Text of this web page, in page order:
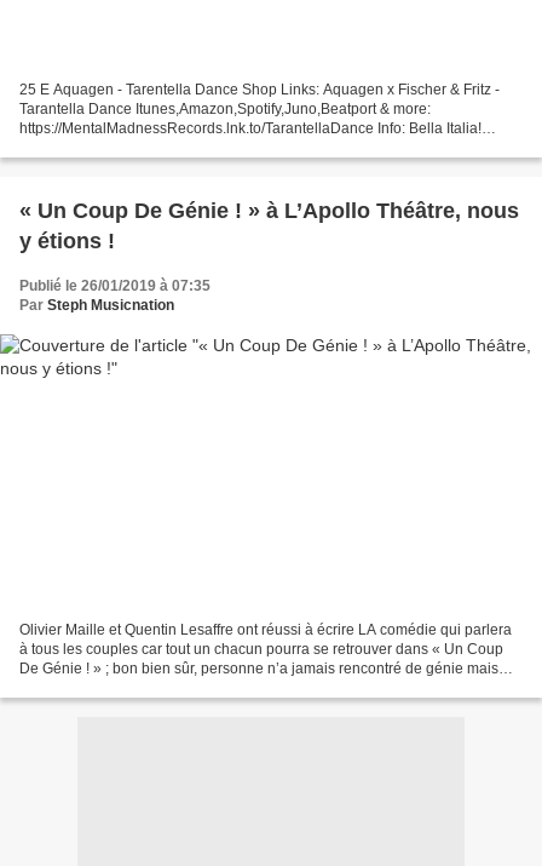
25 E Aquagen - Tarentella Dance Shop Links: Aquagen x Fischer & Fritz -
Tarantella Dance Itunes,Amazon,Spotify,Juno,Beatport & more:
https://MentalMadnessRecords.lnk.to/TarantellaDance Info: Bella Italia!
« Un Coup De Génie ! » à L’Apollo Théâtre, nous
y étions !
Publié le 26/01/2019 à 07:35
Par Steph Musicnation
Olivier Maille et Quentin Lesaffre ont réussi à écrire LA comédie qui parlera
à tous les couples car tout un chacun pourra se retrouver dans « Un Coup
De Génie ! » ; bon bien sûr, personne n’a jamais rencontré de génie mais